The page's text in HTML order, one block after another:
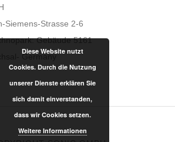
Siemens-Strasse 2-6
Gebäude 5161
Germany
Diese Website nutzt
Cookies. Durch die Nutzung
unserer Dienste erklären Sie
sich damit einverstanden,
dass wir Cookies setzen.
Weitere Informationen